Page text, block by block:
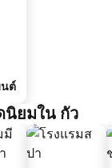
นต์
นิยมใน กัว